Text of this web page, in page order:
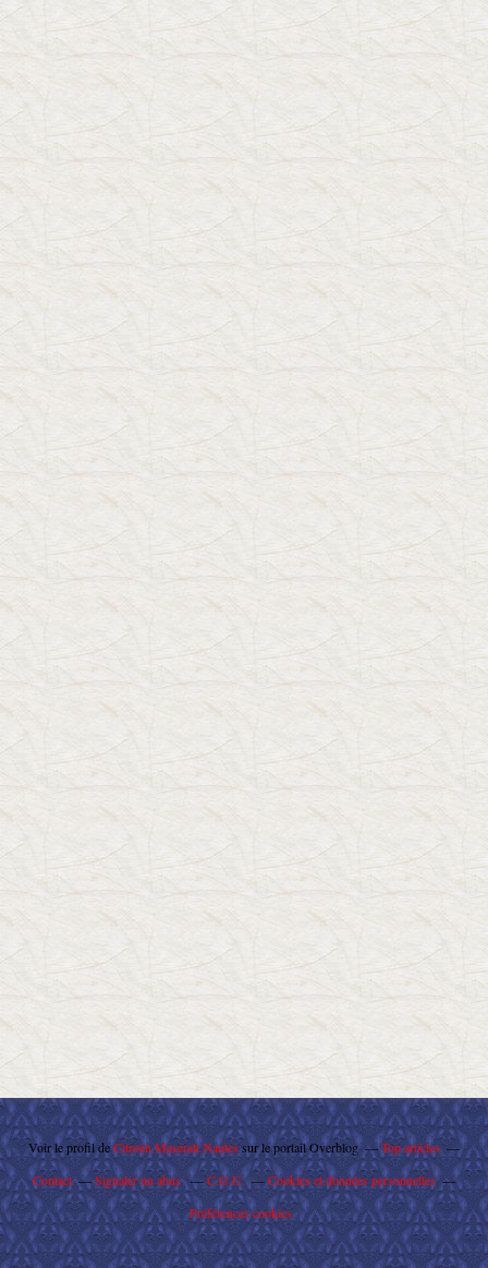
Voir le profil deCitroën Maserati Nantessur le portail Overblog
Top articles
Contact
Signaler un abus C.G.U.
Cookies et données personnelles
Préférences cookies